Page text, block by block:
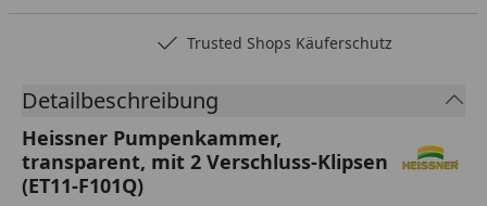
Trusted Shops Käuferschutz
Detailbeschreibung
Heissner Pumpenkammer,
transparent, mit 2 Verschluss-Klipsen
(ET11-F101Q)